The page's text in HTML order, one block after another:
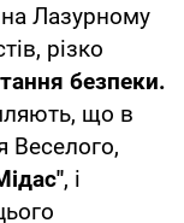
на Лазурному
різко
безпеки.
що в
Веселого,
, і